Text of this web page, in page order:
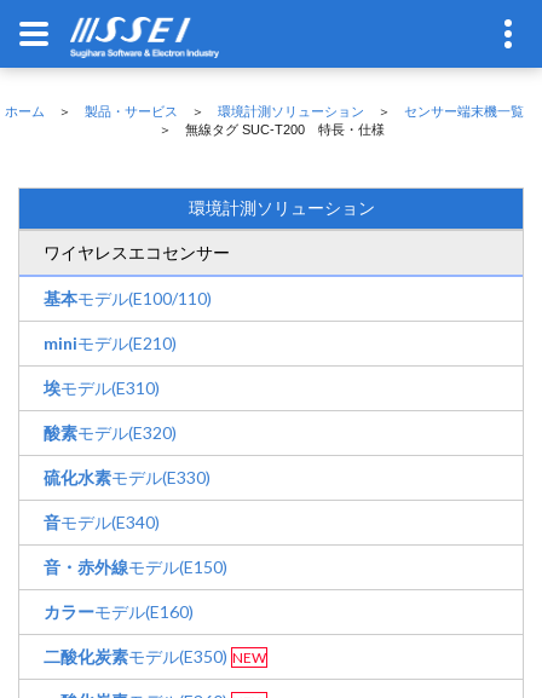
ホーム ＞ 製品・サービス ＞ 環境計測ソリューション ＞ センサー端末機一覧
＞ 無線タグ SUC-T200 特長・仕様
環境計測ソリューション
ワイヤレスエコセンサー
基本モデル(E100/110)
miniモデル(E210)
埃モデル(E310)
酸素モデル(E320)
硫化水素モデル(E330)
音モデル(E340)
音・赤外線モデル(E150)
カラーモデル(E160)
二酸化炭素モデル(E350) NEW